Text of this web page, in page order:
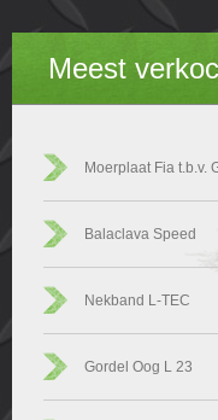
Meest
Moerplaat Fia t.b.v.
Balaclava Speed
Nekband L-TEC
Gordel Oog L 23